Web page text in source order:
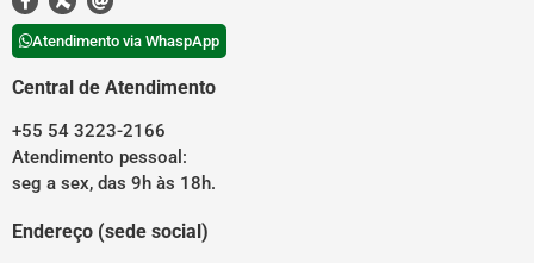
Atendimento via WhaspApp
Central de Atendimento
+55 54 3223-2166
Atendimento pessoal:
seg a sex, das 9h às 18h.
Endereço (sede social)